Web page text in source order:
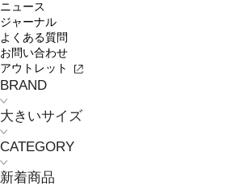
ニュース
ジャーナル
よくある質問
お問い合わせ
アウトレット
BRAND
大きいサイズ
CATEGORY
新着商品